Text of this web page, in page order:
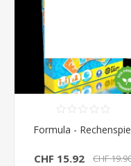
Formula -
CHF 15.92 CHF